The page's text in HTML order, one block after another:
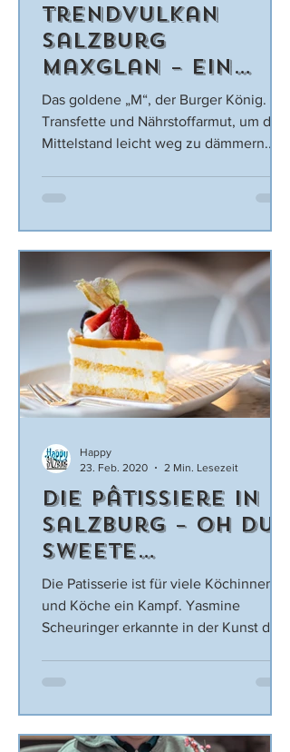
Trendvulkan
Salzburg
Maxglan – Ein
Abstecher ins
FIT.Smartfood
Das goldene „M“, der Burger König.
Transfette und Nährstoffarmut, um den
Mittelstand leicht weg zu dämmern.
Die Pâtissiere in
Salzburg – Oh du
sweete
Imbergstraße!
Die Patisserie ist für viele Köchinnen
und Köche ein Kampf. Yasmine
Scheuringer erkannte in der Kunst der
Happy
23. Feb. 2020
2 Min. Lesezeit